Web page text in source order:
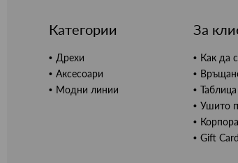
Категории
Дрехи
Аксесоари
Модни линии
За
Как да
Ушито
Gift Card